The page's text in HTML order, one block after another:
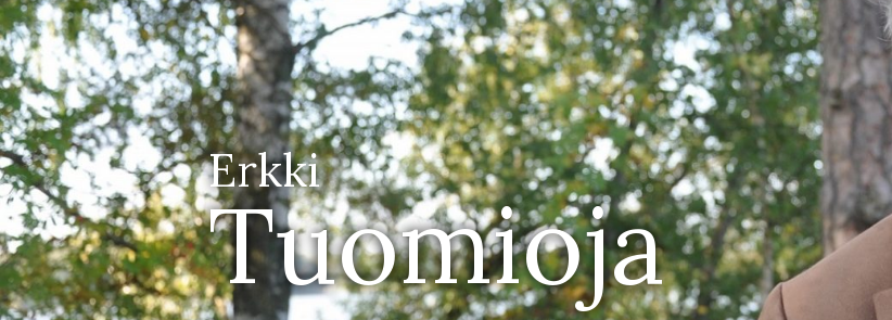
Erkki
Tuomioja